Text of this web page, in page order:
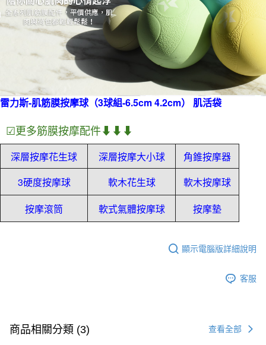
雷力斯-肌筋膜按摩球（3球組-6.5cm 4.2cm） 肌活袋
☑更多筋膜按摩配件⬇⬇⬇
深層按摩花生球 深層按摩大小球
角錐按摩器
3硬度按摩球
軟木花生球
軟木按摩球
按摩滾筒
軟式氣體按摩球 按摩墊
顯示電腦版詳細說明
客服
商品相關分類 (3) 查看全部